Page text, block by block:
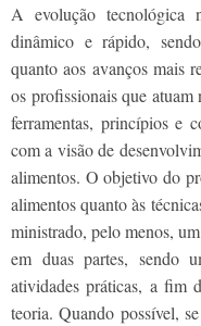
A evolução tecnológica
dinâmico e rápido,
quanto aos avanços mais
os profissionais que atuam
ferramentas, princípios e
com a visão de
alimentos. O objetivo do
alimentos quanto às
ministrado, pelo menos,
em duas partes, sendo
atividades práticas, a fim
teoria. Quando possível,